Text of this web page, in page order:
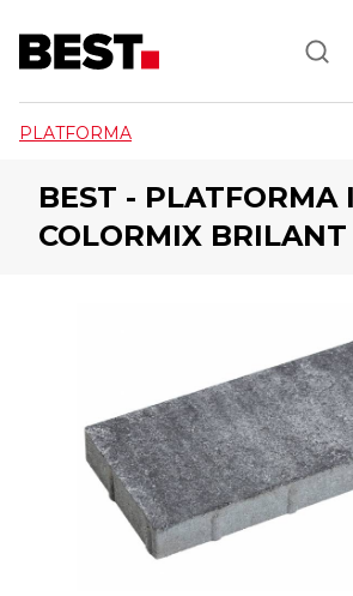
PLATFORMA
BEST - PLATFORMA
COLORMIX BRILANT